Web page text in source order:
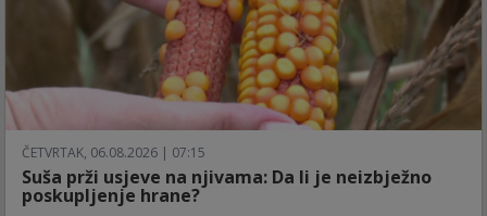
ČETVRTAK, 06.08.2026 | 07:15
Suša prži usjeve na njivama: Da li je neizbježno
poskupljenje hrane?